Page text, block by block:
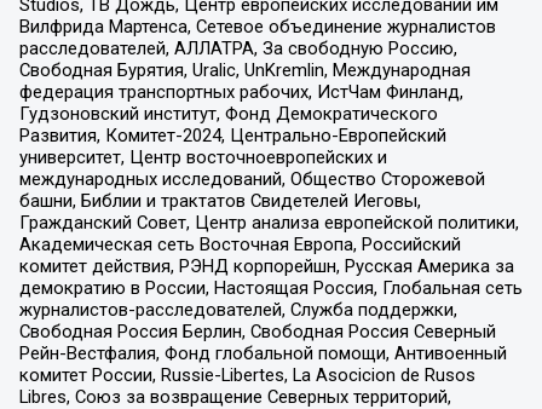
Studios, ТВ Дождь, Центр европейских исследований им
Вилфрида Мартенса, Сетевое объединение журналистов
расследователей, АЛЛАТРА, За свободную Россию,
Свободная Бурятия, Uralic, UnKremlin, Международная
федерация транспортных рабочих, ИстЧам Финланд,
Гудзоновский институт, Фонд Демократического
Развития, Комитет-2024, Центрально-Европейский
университет, Центр восточноевропейских и
международных исследований, Общество Сторожевой
башни, Библии и трактатов Свидетелей Иеговы,
Гражданский Совет, Центр анализа европейской политики,
Академическая сеть Восточная Европа, Российский
комитет действия, РЭНД корпорейшн, Русская Америка за
демократию в России, Настоящая Россия, Глобальная сеть
журналистов-расследователей, Служба поддержки,
Свободная Россия Берлин, Свободная Россия Северный
Рейн-Вестфалия, Фонд глобальной помощи, Антивоенный
комитет России, Russie-Libertes, La Asocicion de Rusos
Libres, Союз за возвращение Северных территорий,